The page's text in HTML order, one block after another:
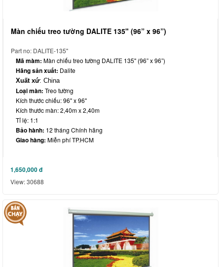
Màn chiếu treo tường DALITE 135" (96” x 96”)
Part no: DALITE-135"
Mã màm: Màn chiếu treo tường DALITE 135" (96” x 96”)
Hãng sản xuất: Dalite
Xuất xứ: China
Loại màn: Treo tường
Kích thước chiếu: 96" x 96"
Kích thước màn: 2,40m x 2,40m
Tỉ lệ: 1:1
Bảo hành: 12 tháng Chính hãng
Giao hàng: Miễn phí TP.HCM
1,650,000đ
View: 30688